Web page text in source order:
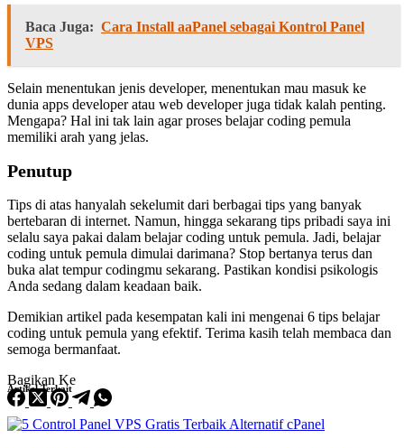
Baca Juga: Cara Install aaPanel sebagai Kontrol Panel
VPS
Selain menentukan jenis developer, menentukan mau masuk ke
dunia apps developer atau web developer juga tidak kalah penting.
Mengapa? Hal ini tak lain agar proses belajar coding pemula
memiliki arah yang jelas.
Penutup
Tips di atas hanyalah sekelumit dari berbagai tips yang banyak
bertebaran di internet. Namun, hingga sekarang tips pribadi saya ini
selalu saya pakai dalam belajar coding untuk pemula. Jadi, belajar
coding untuk pemula dimulai darimana? Stop bertanya terus dan
buka alat tempur codingmu sekarang. Pastikan kondisi psikologis
Anda sedang dalam keadaan baik.
Demikian artikel pada kesempatan kali ini mengenai 6 tips belajar
coding untuk pemula yang efektif. Terima kasih telah membaca dan
semoga bermanfaat.
Bagikan Ke
Artikel Terkait